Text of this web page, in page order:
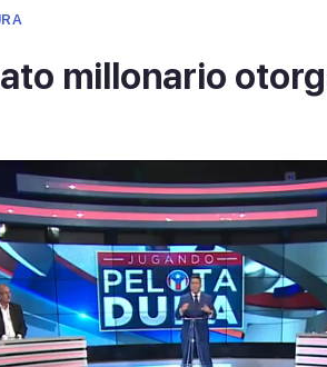
millonario